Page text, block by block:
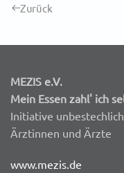
Zurück
MEZIS e.V.
Mein Essen zahl' ich
Initiative
Ärztinnen und Ärzte
www.mezis.de